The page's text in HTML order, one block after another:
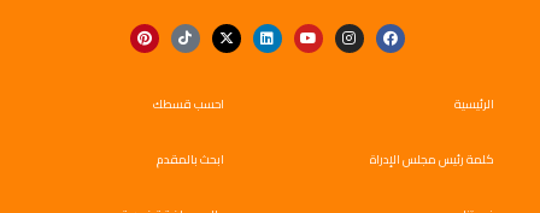
الرئيسية
كلمة رئيس مجلس الإدراة
احسب قسطك
ابحث بالمقدم